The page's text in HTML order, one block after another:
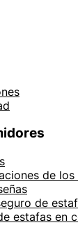
de los
de
estafas en